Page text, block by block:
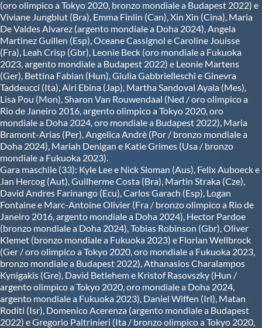
(oro olimpico a Tokyo 2020, bronzo mondiale a Budapest 2022) e
Viviane Jungblut (Bra), Emma Finlin (Can), Xin Xin (Cina), Maria
De Valdes Alvarez (argento mondiale a Doha 2024), Angela
Martinez Guillen (Esp), Oceane Cassignol e Caroline Jouisse
(Fra), Leah Crisp (Gbr), Leonie Beck (oro mondiale a Fukuoka
2023, argento mondiale a Budapest 2022) e Leonie Martens
(Ger), Bettina Fabian (Hun), Giulia Gabbrielleschi e Ginevra
Taddeucci (Ita), Airi Ebina (Jap), Martha Sandoval Ayala (Mes),
Lisa Pou (Mon), Sharon Van Rouwendaal (Ned / oro olimpico a
Rio de Janeiro 2016, argento olimpico a Tokyo 2020, oro
mondiale a Doha 2024, oro mondiale a Budapest 2022), Maria
Bramont-Arias (Per), Angelica Andrè (Por / bronzo mondiale a
Doha 2024), Mariah Denigan e Katie Grimes (Usa / bronzo
mondiale a Fukuoka 2023).
Gara maschile (33): Kyle Lee e Nick Sloman (Aus), Felix Auboeck e
Jan Hercog (Aut), Guilherme Costa (Bra), Martin Straka (Cze),
David Andres Farinango (Ecu), Carlos Garach (Esp), Logan
Fontaine e Marc-Antoine Olivier (Fra / bronzo olimpico a Rio de
Janeiro 2016, argento mondiale a Doha 2024), Hector Pardoe
(bronzo mondiale a Doha 2024), Tobias Robinson (Gbr), Oliver
Klemet (bronzo mondiale a Fukuoka 2023) e Florian Wellbrock
(Ger / oro olimpico a Tokyo 2020, oro mondiale a Fukuoka 2023,
bronzo mondiale a Budapest 2022), Athanasios Charalampos
Kynigakis (Gre), David Betlehem e Kristof Rasovszky (Hun /
argento olimpico a Tokyo 2020, oro mondiale a Doha 2024,
argento mondiale a Fukuoka 2023), Daniel Wiffen (Irl), Matan
Roditi (Isr), Domenico Acerenza (argento mondiale a Budapest
2022) e Gregorio Paltrinieri (Ita / bronzo olimpico a Tokyo 2020,